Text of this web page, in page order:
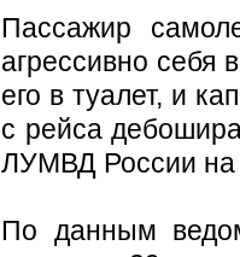
Пассажир
агрессивно себя
его в туалет, и
с рейса
ЛУМВД России на
По данным